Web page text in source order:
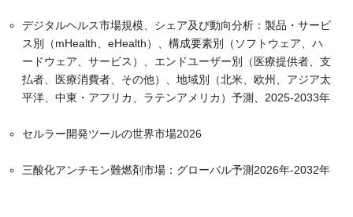
デジタルヘルス市場規模、シェア及び動向分析：製品・サービ
ス別（mHealth、eHealth）、構成要素別（ソフトウェア、ハ
ードウェア、サービス）、エンドユーザー別（医療提供者、支
払者、医療消費者、その他）、地域別（北米、欧州、アジア太
平洋、中東・アフリカ、ラテンアメリカ）予測、2025-2033年
セルラー開発ツールの世界市場2026
三酸化アンチモン難燃剤市場：グローバル予測2026年-2032年